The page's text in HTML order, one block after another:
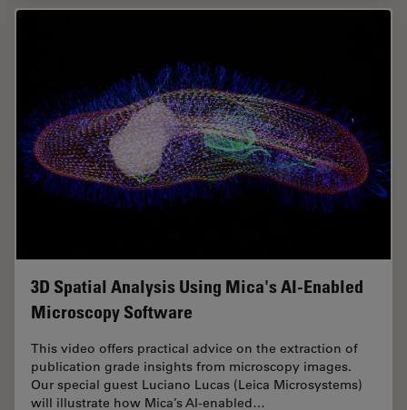
3D Spatial Analysis Using Mica's AI-Enabled
Microscopy Software
This video offers practical advice on the extraction of
publication grade insights from microscopy images.
Our special guest Luciano Lucas (Leica Microsystems)
will illustrate how Mica’s AI-enabled…